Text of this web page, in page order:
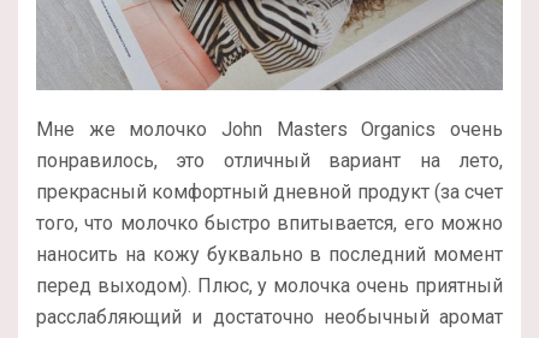
Мне же молочко John Masters Organics очень
понравилось, это отличный вариант на лето,
прекрасный комфортный дневной продукт (за счет
того, что молочко быстро впитывается, его можно
наносить на кожу буквально в последний момент
перед выходом). Плюс, у молочка очень приятный
расслабляющий и достаточно необычный аромат